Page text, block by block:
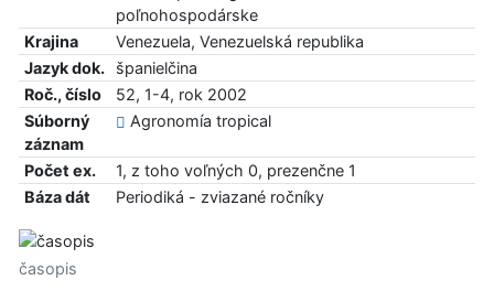
poľnohospodárske
Krajina
Venezuela, Venezuelská republika
Jazyk dok.
španielčina
Roč., číslo
52, 1-4, rok 2002
Súborný
záznam
Agronomía tropical
Počet ex.
1, z toho voľných 0, prezenčne 1
Báza dát
Periodiká - zviazané ročníky
časopis